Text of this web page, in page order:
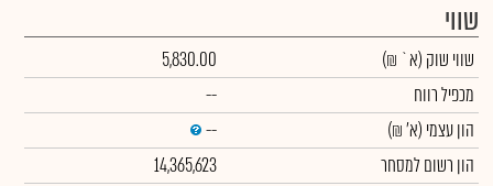
שווי
שווי שוק (א` ₪)
5,830.00
מכפיל רווח
--
הון עצמי (א' ₪)
--
הון רשום למסחר
14,365,623